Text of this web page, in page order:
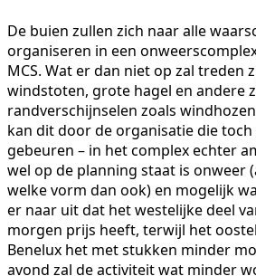
De buien zullen zich naar alle
organiseren in een
MCS. Wat er dan niet op zal treden
windstoten, grote hagel en andere
randverschijnselen zoals
kan dit door de organisatie die toch
gebeuren – in het complex echter
wel op de planning staat is onweer
welke vorm dan ook) en mogelijk
er naar uit dat het westelijke deel
morgen prijs heeft, terwijl het
Benelux het met stukken minder
avond zal de activiteit wat minder